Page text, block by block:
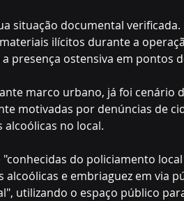
situação documental
ilícitos durante a
presença ostensiva em pontos
marco urbano, já foi cenário
motivadas por denúncias de
no local.
"conhecidas do policiamento
e embriaguez em via
utilizando o espaço público